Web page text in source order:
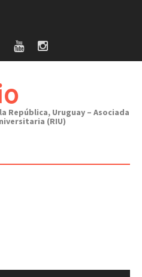
República, Uruguay – Asociada
(RIU)